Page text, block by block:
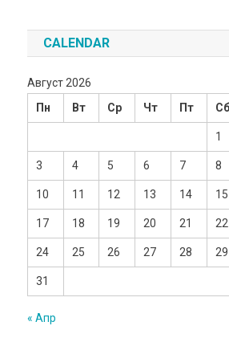
CALENDAR
Август 2026
Пн
Вт Ср Чт Пт Сб
1
3 4 5 6 7 8
10 11 12 13 14 15
17 18 19 20 21 22
24 25 26 27 28 29
31
« Апр